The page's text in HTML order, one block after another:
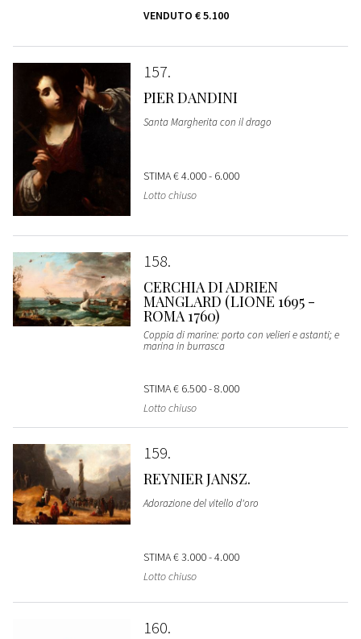
VENDUTO € 5.100
157
PIER DANDINI
Santa Margherita con il drago
STIMA€ 4.000 - 6.000
Lotto chiuso
158
CERCHIA DI ADRIEN
MANGLARD (LIONE 1695 -
ROMA 1760)
Coppia di marine: porto con velieri e astanti; e
marina in burrasca
STIMA€ 6.500 - 8.000
Lotto chiuso
159
REYNIER JANSZ.
Adorazione del vitello d'oro
STIMA€ 3.000 - 4.000
Lotto chiuso
160